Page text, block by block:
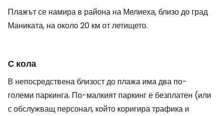
Плажът се намира в района на Мелиеха, близо до град
Маниката, на около 20 км от летището.
С кола
В непосредствена близост до плажа има два по-
големи паркинга. По-малкият паркинг е безплатен (или
с обслужващ персонал, който коригира трафика и